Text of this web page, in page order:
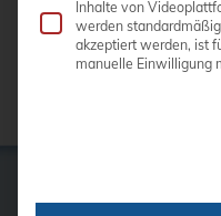
Inhalte von
werden
akzeptiert werden, ist
manuelle Einwilligung